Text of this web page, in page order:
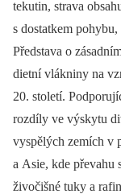
tekutin, strava
s dostatkem
Představa o
dietní vlákniny na
20. století.
rozdíly ve výskytu
vyspělých zemích v
a Asie, kde převahu
živočišné tuky a